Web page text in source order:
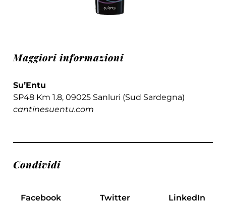
Maggiori informazioni
Su’Entu
SP48 Km 1.8, 09025 Sanluri (Sud Sardegna)
cantinesuentu.com
Condividi
Facebook Twitter LinkedIn